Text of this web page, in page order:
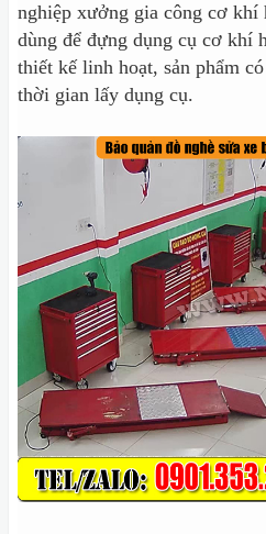
nghiệp xưởng gia công cơ khí
dùng để đựng dụng cụ cơ khí
thiết kế linh hoạt, sản phẩm
thời gian lấy dụng cụ.